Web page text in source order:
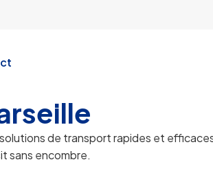
de transport rapides et
sans encombre.